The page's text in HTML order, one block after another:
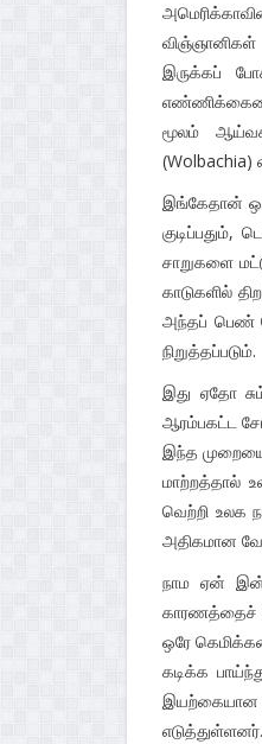
விஞ்ஞானிகள்
இருக்கப்
எண்ணிக்கையை
மூலம்
(Wolbachia)
இங்கேதான்
சாறுகளை
காடுகளில்
அந்தப் பெண்
நிறுத்தப்படும்.
இது ஏதோ
ஆரம்பகட்ட
இந்த
மாற்றத்தால்
வெற்றி உலக
அதிகமான
நாம ஏன்
காரணத்தைச்
ஒரே
கடிக்க
இயற்கையான
எடுத்துள்ளனர்.